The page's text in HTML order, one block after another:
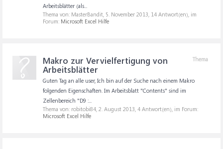
Arbeitsblätter (als...
Thema von: MasterBandit, 5. November 2013, 14 Antwort(en), im
Forum: Microsoft Excel Hilfe
Thema
Makro zur Vervielfertigung von
Arbeitsblätter
Guten Tag an alle user, Ich bin auf der Suche nach einem Makro
folgenden Eigenschaften. Im Arbeitsblatt "Contents" sind im
Zellenbereich "D9 :...
Thema von: robitobi84, 2. August 2013, 4 Antwort(en), im Forum:
Microsoft Excel Hilfe